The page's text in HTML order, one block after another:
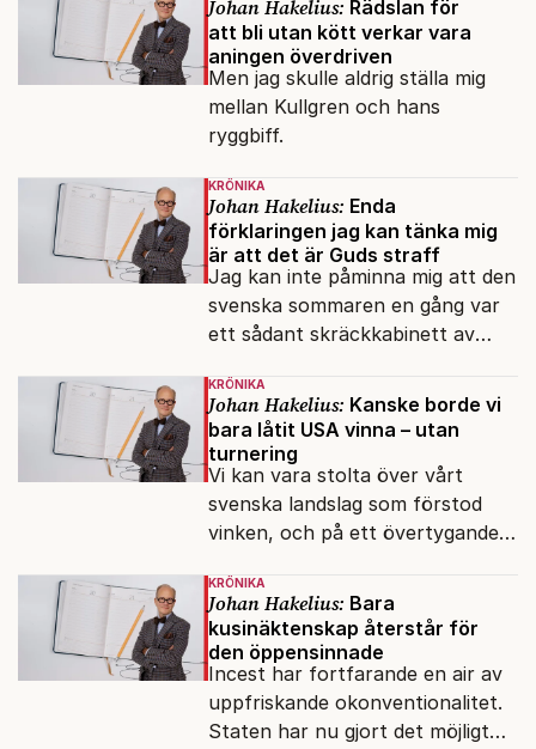
Johan Hakelius: Rädslan för
att bli utan kött verkar vara
aningen överdriven
Men jag skulle aldrig ställa mig
mellan Kullgren och hans
ryggbiff.
KRÖNIKA
Johan Hakelius: Enda
förklaringen jag kan tänka mig
är att det är Guds straff
Jag kan inte påminna mig att den
svenska sommaren en gång var
ett sådant skräckkabinett av
KRÖNIKA
Johan Hakelius: Kanske borde vi
bara låtit USA vinna – utan
turnering
Vi kan vara stolta över vårt
svenska landslag som förstod
vinken, och på ett övertygande
sextondelsfinalen.
KRÖNIKA
Johan Hakelius: Bara
kusinäktenskap återstår för
den öppensinnade
Incest har fortfarande en air av
uppfriskande okonventionalitet.
Staten har nu gjort det möjligt